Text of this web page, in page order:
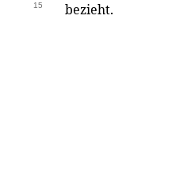
15 bezieht.